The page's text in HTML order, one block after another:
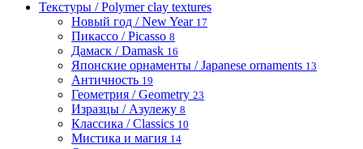
Текстуры / Polymer clay textures
Новый год / New Year 17
Пикассо / Picasso 8
Дамаск / Damask 16
Японские орнаменты / Japanese ornaments 13
Античность 19
Геометрия / Geometry 23
Изразцы / Азулежу 8
Классика / Classics 10
Мистика и магия 14